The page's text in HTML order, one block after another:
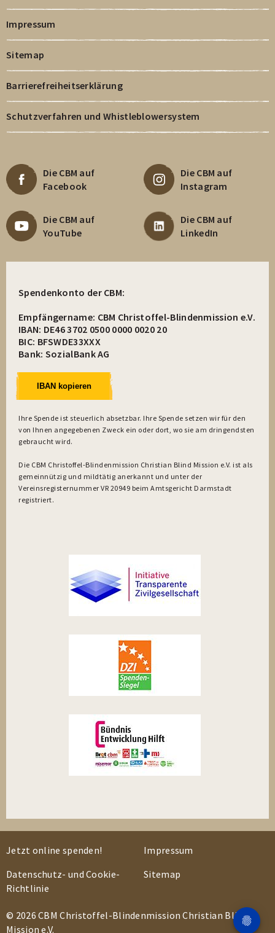
Impressum
Sitemap
Barrierefreiheitserklärung
Schutzverfahren und Whistleblowersystem
Die CBM auf
Facebook
Die CBM auf
Instagram
Die CBM auf
YouTube
Die CBM auf
LinkedIn
Spendenkonto der CBM:
Empfängername: CBM Christoffel-Blindenmission e.V.
IBAN: DE46 3702 0500 0000 0020 20
BIC: BFSWDE33XXX
Bank: SozialBank AG
IBAN kopieren
Ihre Spende ist steuerlich absetzbar. Ihre Spende setzen wir für den
von Ihnen angegebenen Zweck ein oder dort, wo sie am dringendsten
gebraucht wird.
Die CBM Christoffel-Blindenmission Christian Blind Mission e.V. ist als
gemeinnützig und mildtätig anerkannt und unter der
Vereinsregisternummer VR 20949 beim Amtsgericht Darmstadt
registriert.
Jetzt online spenden!
Impressum
Datenschutz- und Cookie-
Richtlinie
Sitemap
© 2026 CBM Christoffel-Blindenmission Christian Blind
Mission e.V.